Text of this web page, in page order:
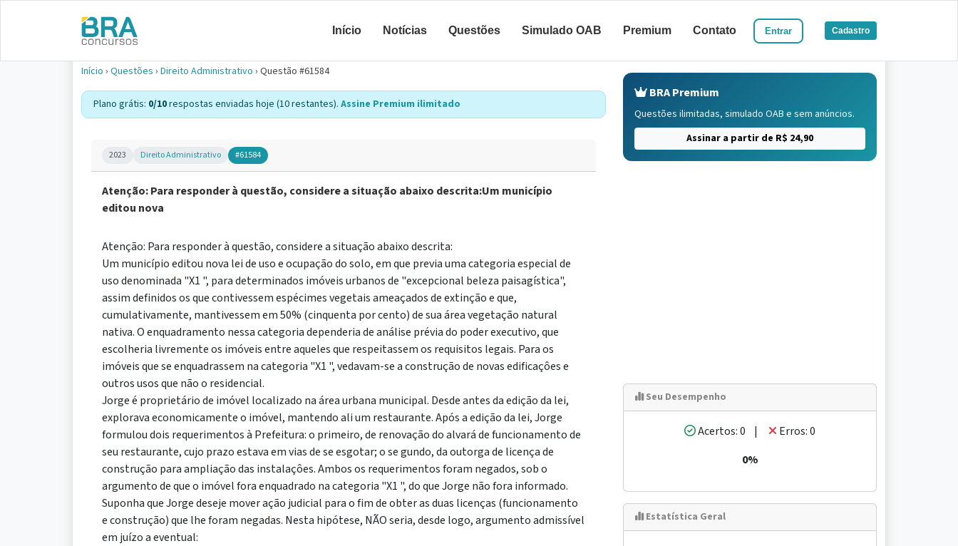
Início Notícias Questões Simulado OAB Premium Contato Entrar Cadastro
Início › Questões › Direito Administrativo › Questão #61584
Plano grátis: 0/10respostas enviadas hoje (10 restantes). Assine Premium ilimitado
2023 Direito Administrativo #61584
Atenção: Para responder à questão, considere a situação abaixo descrita:Um município
editou nova
Atenção: Para responder à questão, considere a situação abaixo descrita:
Um município editou nova lei de uso e ocupação do solo, em que previa uma categoria especial de
uso denominada "X1 ", para determinados imóveis urbanos de "excepcional beleza paisagística",
assim definidos os que contivessem espécimes vegetais ameaçados de extinção e que,
cumulativamente, mantivessem em 50% (cinquenta por cento) de sua área vegetação natural
nativa. O enquadramento nessa categoria dependeria de análise prévia do poder executivo, que
escolheria livremente os imóveis entre aqueles que respeitassem os requisitos legais. Para os
imóveis que se enquadrassem na categoria "X1 ", vedavam-se a construção de novas edificaçôes e
outros usos que não o residencial.
Jorge é proprietário de imóvel localizado na área urbana municipal. Desde antes da edição da lei,
explorava economicamente o imóvel, mantendo ali um restaurante. Após a edição da lei, Jorge
formulou dois requerimentos à Prefeitura: o primeiro, de renovação do alvará de funcionamento de
seu restaurante, cujo prazo estava em vias de se esgotar; o se gundo, da outorga de licença de
construção para ampliação das instalaçôes. Ambos os requerimentos foram negados, sob o
argumento de que o imóvel fora enquadrado na categoria "X1 ", do que Jorge não fora informado.
Suponha que Jorge deseje mover ação judicial para o fim de obter as duas licenças (funcionamento
e construção) que lhe foram negadas. Nesta hipótese, NÃO seria, desde logo, argumento admissível
em juízo a eventual:
BRA Premium
Questões ilimitadas, simulado OAB e sem anúncios.
Assinar a partir de R$ 24,90
Seu Desempenho
Acertos: 0 |
Erros: 0
0%
Estatística Geral